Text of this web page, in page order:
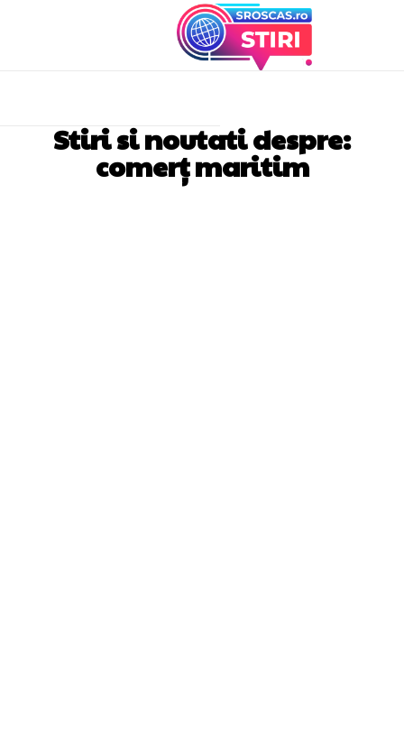
Stiri si noutati despre:
comerț maritim